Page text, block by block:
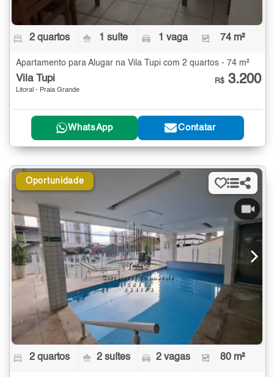
2 quartos 1 suíte 1 vaga 74 m²
Apartamento para Alugar na Vila Tupi com 2 quartos - 74 m²
Vila Tupi
Litoral - Praia Grande
R$ 3.200
WhatsApp Contatar
Oportunidade
2 quartos 2 suítes 2 vagas 80 m²